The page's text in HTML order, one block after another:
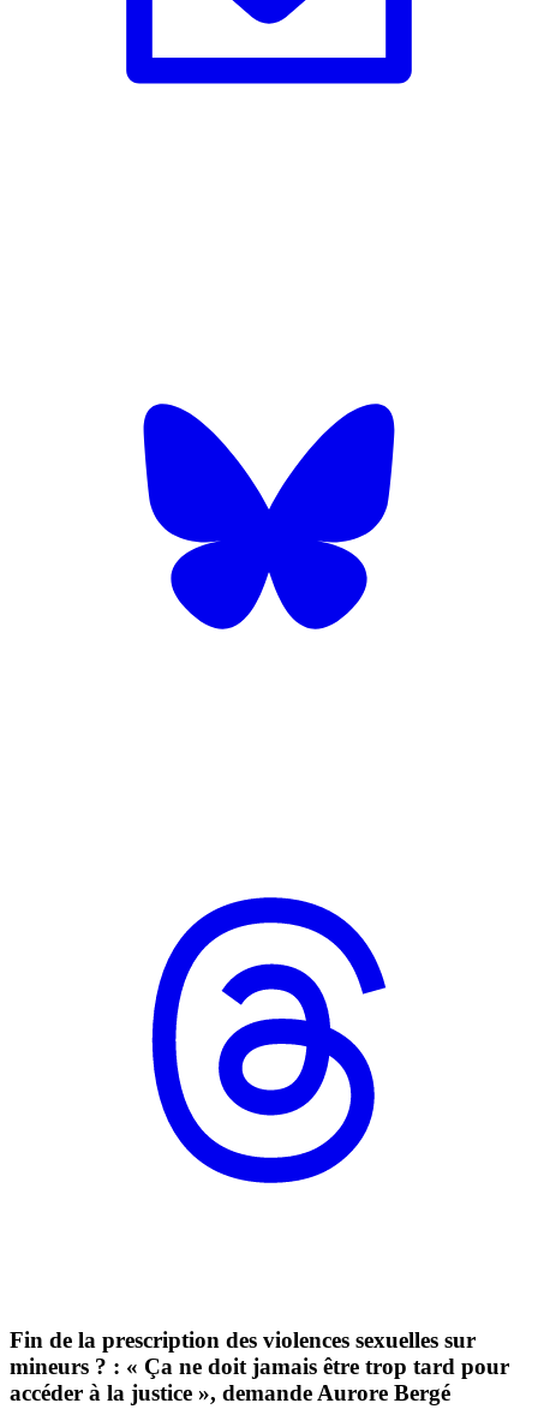
Fin de la prescription des violences sexuelles sur
mineurs ? : « Ça ne doit jamais être trop tard pour
accéder à la justice », demande Aurore Bergé